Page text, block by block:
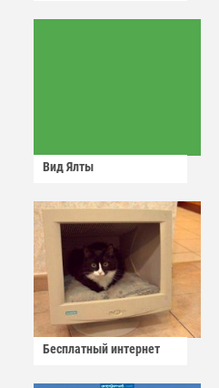
Вид Ялты
Бесплатный интернет